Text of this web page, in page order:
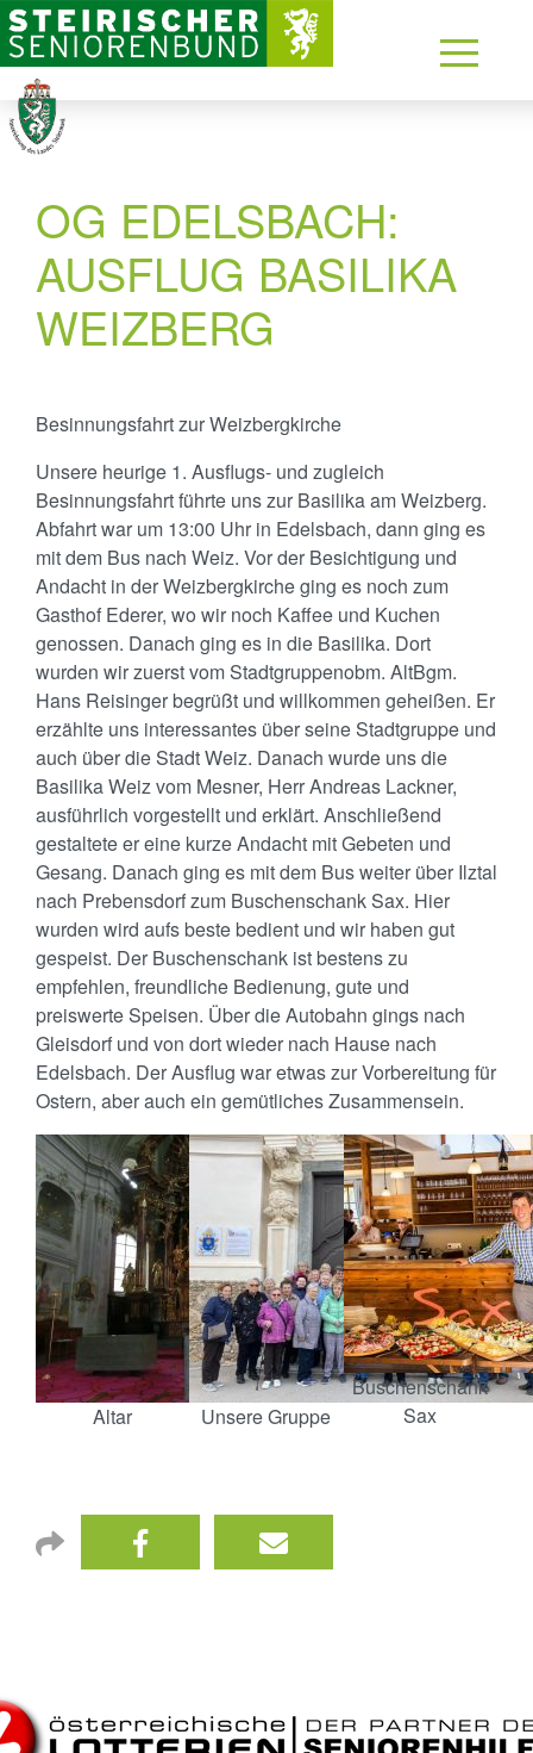
OG EDELSBACH:
AUSFLUG BASILIKA
WEIZBERG
Besinnungsfahrt zur Weizbergkirche
Unsere heurige 1. Ausflugs- und zugleich
Besinnungsfahrt führte uns zur Basilika am Weizberg.
Abfahrt war um 13:00 Uhr in Edelsbach, dann ging es
mit dem Bus nach Weiz. Vor der Besichtigung und
Andacht in der Weizbergkirche ging es noch zum
Gasthof Ederer, wo wir noch Kaffee und Kuchen
genossen. Danach ging es in die Basilika. Dort
wurden wir zuerst vom Stadtgruppenobm. AltBgm.
Hans Reisinger begrüßt und willkommen geheißen. Er
erzählte uns interessantes über seine Stadtgruppe und
auch über die Stadt Weiz. Danach wurde uns die
Basilika Weiz vom Mesner, Herr Andreas Lackner,
ausführlich vorgestellt und erklärt. Anschließend
gestaltete er eine kurze Andacht mit Gebeten und
Gesang. Danach ging es mit dem Bus weiter über Ilztal
nach Prebensdorf zum Buschenschank Sax. Hier
wurden wird aufs beste bedient und wir haben gut
gespeist. Der Buschenschank ist bestens zu
empfehlen, freundliche Bedienung, gute und
preiswerte Speisen. Über die Autobahn gings nach
Gleisdorf und von dort wieder nach Hause nach
Edelsbach. Der Ausflug war etwas zur Vorbereitung für
Ostern, aber auch ein gemütliches Zusammensein.
Altar Unsere Gruppe
Buschenschank
Sax